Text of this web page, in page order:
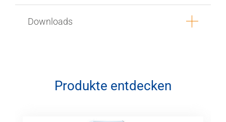
Downloads
Produkte entdecken